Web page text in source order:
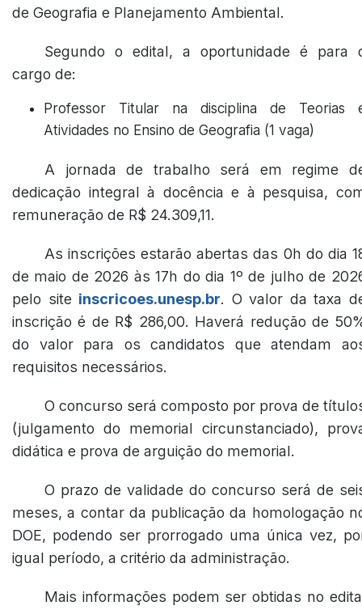
de Geografia e Planejamento Ambiental.
Segundo o edital, a oportunidade é para
cargo de:
Professor Titular na disciplina de Teorias
Atividades no Ensino de Geografia (1 vaga)
A jornada de trabalho será em regime
dedicação integral à docência e à pesquisa,
remuneração de R$ 24.309,11.
As inscrições estarão abertas das 0h do dia
de maio de 2026 às 17h do dia 1º de julho de
pelo site inscricoes.unesp.br. O valor da taxa
inscrição é de R$ 286,00. Haverá redução de
do valor para os candidatos que atendam
requisitos necessários.
O concurso será composto por prova de
(julgamento do memorial circunstanciado),
didática e prova de arguição do memorial.
O prazo de validade do concurso será de
meses, a contar da publicação da homologação
DOE, podendo ser prorrogado uma única vez,
igual período, a critério da administração.
Mais informações podem ser obtidas no